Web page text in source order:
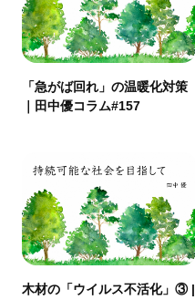
「急がば回れ」の温暖化対策
｜田中優コラム#157
木材の「ウイルス不活化」③ |